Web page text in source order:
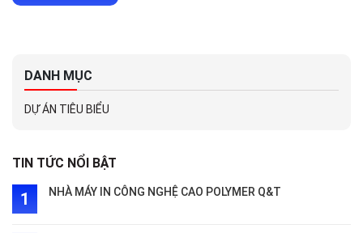
DANH MỤC
DỰ ÁN TIÊU BIỂU
TIN TỨC NỔI BẬT
NHÀ MÁY IN CÔNG NGHỆ CAO POLYMER Q&T